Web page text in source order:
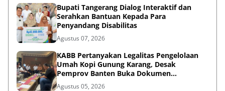
Bupati Tangerang Dialog Interaktif dan
Serahkan Bantuan Kepada Para
Penyandang Disabilitas
Agustus 07, 2026
KABB Pertanyakan Legalitas Pengelolaan
Umah Kopi Gunung Karang, Desak
Pemprov Banten Buka Dokumen
Pengelolaan Aset
Agustus 05, 2026